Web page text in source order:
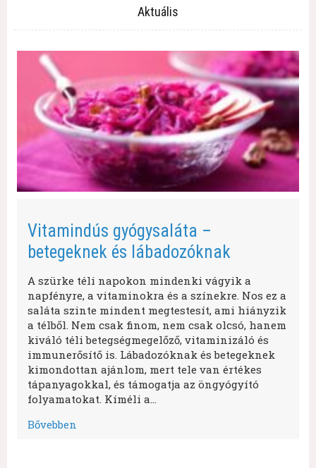
Aktuális
Vitamindús gyógysaláta –
betegeknek és lábadozóknak
A szürke téli napokon mindenki vágyik a
napfényre, a vitaminokra és a színekre. Nos ez a
saláta szinte mindent megtestesít, ami hiányzik
a télből. Nem csak finom, nem csak olcsó, hanem
kiváló téli betegségmegelőző, vitaminizáló és
immunerősítő is. Lábadozóknak és betegeknek
kimondottan ajánlom, mert tele van értékes
tápanyagokkal, és támogatja az öngyógyító
folyamatokat. Kíméli a…
Bővebben